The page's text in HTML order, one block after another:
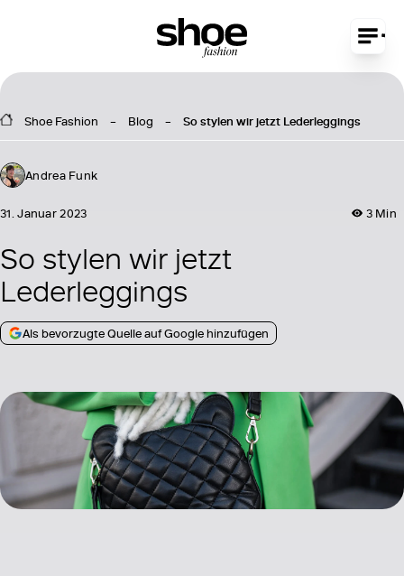
Shoe Fashion Blog So stylen wir jetzt Lederleggings
Andrea Funk
3 Min
31. Januar 2023
So stylen wir jetzt
Lederleggings
Als bevorzugte Quelle auf Google hinzufügen